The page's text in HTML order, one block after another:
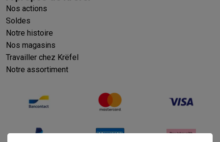
Nos actions
Soldes
Notre histoire
Nos magasins
Travailler chez Krëfel
Notre assortiment